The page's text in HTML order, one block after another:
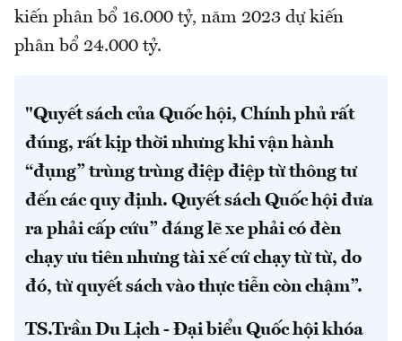
kiến phân bổ 16.000 tỷ, năm 2023 dự kiến
phân bổ 24.000 tỷ.
"Quyết sách của Quốc hội, Chính phủ rất
đúng, rất kịp thời nhưng khi vận hành
“đụng” trùng trùng điệp điệp từ thông tư
đến các quy định. Quyết sách Quốc hội đưa
ra phải cấp cứu” đáng lẽ xe phải có đèn
chạy ưu tiên nhưng tài xế cứ chạy từ từ, do
đó, từ quyết sách vào thực tiễn còn chậm”.
TS.Trần Du Lịch - Đại biểu Quốc hội khóa